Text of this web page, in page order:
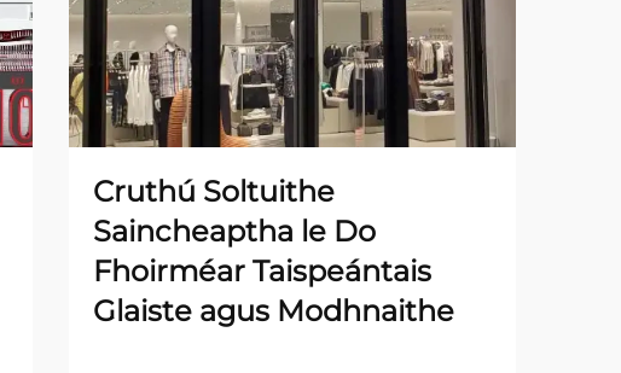
Cruthú Soltuithe
Saincheaptha le Do
Fhoirméar Taispeántais
Glaiste agus Modhnaithe